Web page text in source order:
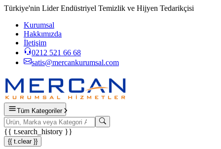
Türkiye'nin Lider Endüstriyel Temizlik ve Hijyen Tedarikçisi
Kurumsal
Hakkımızda
İletişim
0212 521 66 68
satis@mercankurumsal.com
Tüm Kategoriler
{{ t.search_history }}
{{ t.clear }}